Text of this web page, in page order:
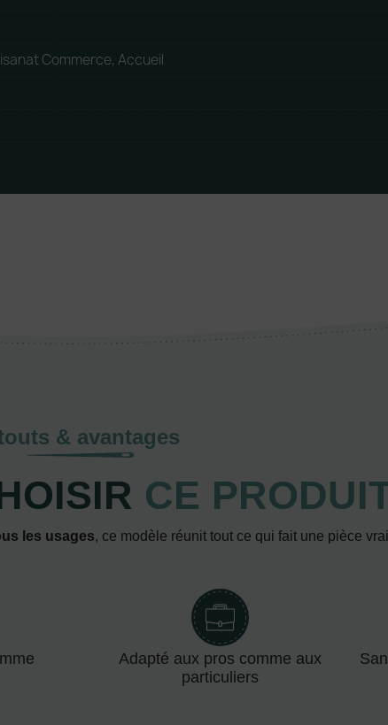
Commerce, Accueil
& avantages
CE
les usages, ce modèle réunit tout ce qui fait une pièce
Adapté aux pros comme aux
particuliers